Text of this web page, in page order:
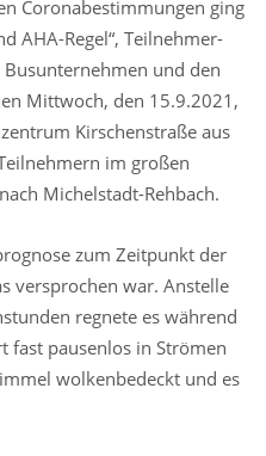
Coronabestimmungen ging
AHA-Regel“, Teilnehmer-
und den
Mittwoch, den 15.9.2021,
Kirschenstraße aus
im großen
Michelstadt-Rehbach.
zum Zeitpunkt der
versprochen war. Anstelle
regnete es während
fast pausenlos in Strömen
wolkenbedeckt und es